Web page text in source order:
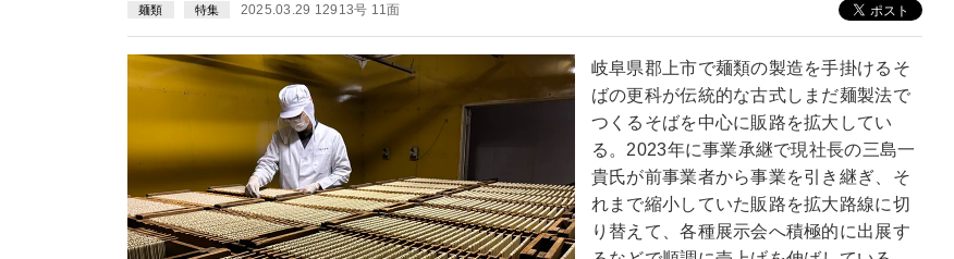
麺類 特集 2025.03.29 12913号 11面
岐阜県郡上市で麺類の製造を手掛けるそ
ばの更科が伝統的な古式しまだ麺製法で
つくるそばを中心に販路を拡大してい
る。2023年に事業承継で現社長の三島一
貴氏が前事業者から事業を引き継ぎ、そ
れまで縮小していた販路を拡大路線に切
り替えて、各種展示会へ積極的に出展す